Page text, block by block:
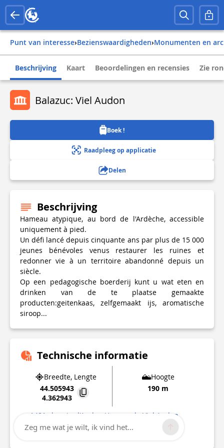
Punt van interesse› Bezienswaardigheden› Monumenten en
Beschrijving Kaart Beoordelingen en recensies Zie
Balazuc: Viel Audon
Boek !
Raadpleeg op applicatie
Delen
Beschrijving
Hameau atypique, au bord de l'Ardèche, accessible
uniquement à pied.
Un défi lancé depuis cinquante ans par plus de 15 000
jeunes bénévoles venus restaurer les ruines et
redonner vie à un territoire abandonné depuis un
siècle.
Op een pedagogische boerderij kunt u wat eten en
drinken van de te plaatse gemaakte
producten:geitenkaas, zelfgemaakt ijs, aromatische
siroop...
Technische informatie
Breedte, Lengte
44.505943
4.362943
Hoogte
190 m
1481 chemin d'Audon Hameau le Viel Audon
07120
Balazuc
Interessant punt bijgewerkt op
Zeg me wat je wilt, ik vind het...